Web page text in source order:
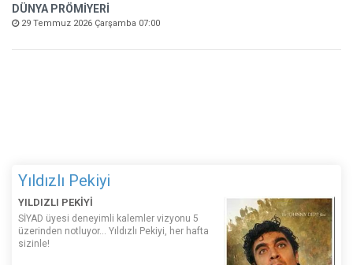
DÜNYA PRÖMİYERİ
29 Temmuz 2026 Çarşamba 07:00
Yıldızlı Pekiyi
YILDIZLI PEKİYİ
SİYAD üyesi deneyimli kalemler vizyonu 5
üzerinden notluyor... Yıldızlı Pekiyi, her hafta
sizinle!